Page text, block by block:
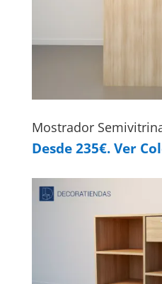
Mostrador
Desde 235€. Ver